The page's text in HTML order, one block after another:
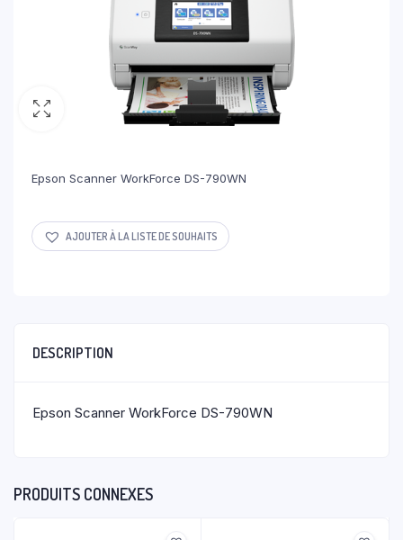
Epson Scanner WorkForce DS-790WN
AJOUTER À LA LISTE DE SOUHAITS
DESCRIPTION
Epson Scanner WorkForce DS-790WN
PRODUITS CONNEXES